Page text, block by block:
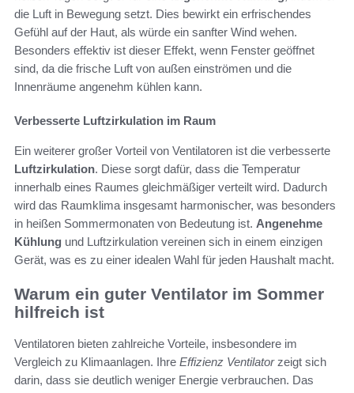
die Luft in Bewegung setzt. Dies bewirkt ein erfrischendes
Gefühl auf der Haut, als würde ein sanfter Wind wehen.
Besonders effektiv ist dieser Effekt, wenn Fenster geöffnet
sind, da die frische Luft von außen einströmen und die
Innenräume angenehm kühlen kann.
Verbesserte Luftzirkulation im Raum
Ein weiterer großer Vorteil von Ventilatoren ist die verbesserte
Luftzirkulation. Diese sorgt dafür, dass die Temperatur
innerhalb eines Raumes gleichmäßiger verteilt wird. Dadurch
wird das Raumklima insgesamt harmonischer, was besonders
in heißen Sommermonaten von Bedeutung ist. Angenehme
Kühlung und Luftzirkulation vereinen sich in einem einzigen
Gerät, was es zu einer idealen Wahl für jeden Haushalt macht.
Warum ein guter Ventilator im Sommer
hilfreich ist
Ventilatoren bieten zahlreiche Vorteile, insbesondere im
Vergleich zu Klimaanlagen. Ihre Effizienz Ventilatorzeigt sich
darin, dass sie deutlich weniger Energie verbrauchen. Das